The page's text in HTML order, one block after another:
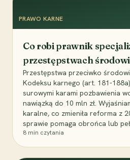
PRAWO KARNE
Co robi prawnik
przestępstwach
Przestępstwa przeciwko
Kodeksu karnego (art. 181-
surowymi karami pozbawienia
nawiązką do 10 mln zł.
karalne, co zmieniła reforma z
sprawie pomaga obrońca lub
8 min czytania